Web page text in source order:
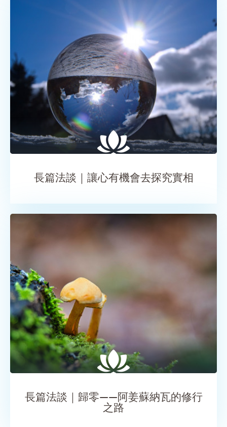
SHARE
長篇法談｜讓心有機會去探究實相
長篇法談｜歸零——阿姜蘇納瓦的修行
之路